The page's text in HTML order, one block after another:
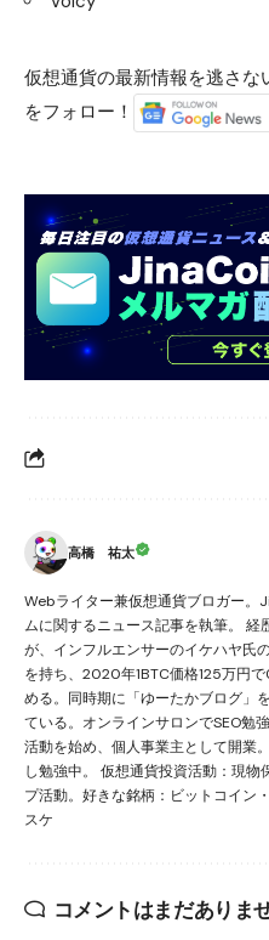
仮想通貨の最新情報を逃さ
をフォロー！
高橋 祐太
Webライター兼仮想通貨ブロガー。
ムに関するニュース記事を執筆。 経
が、インフルエンサーのイケハヤ氏
を持ち、2020年1BTC価格125万円
める。同時期に「ゆーたかブログ」
ている。オンラインサロンでSEO勉
活動を始め、個人事業主として開業
し勉強中。 仮想通貨投資活動：現物
プ活動。好きな銘柄：ビットコイン
スケ
コメントはまだありま